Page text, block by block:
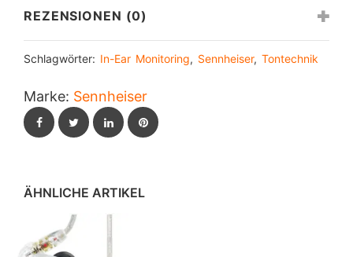
REZENSIONEN (0)
Schlagwörter: In-Ear Monitoring, Sennheiser, Tontechnik
Marke: Sennheiser
FacebookTwitterLinkedInPinterest
ÄHNLICHE ARTIKEL